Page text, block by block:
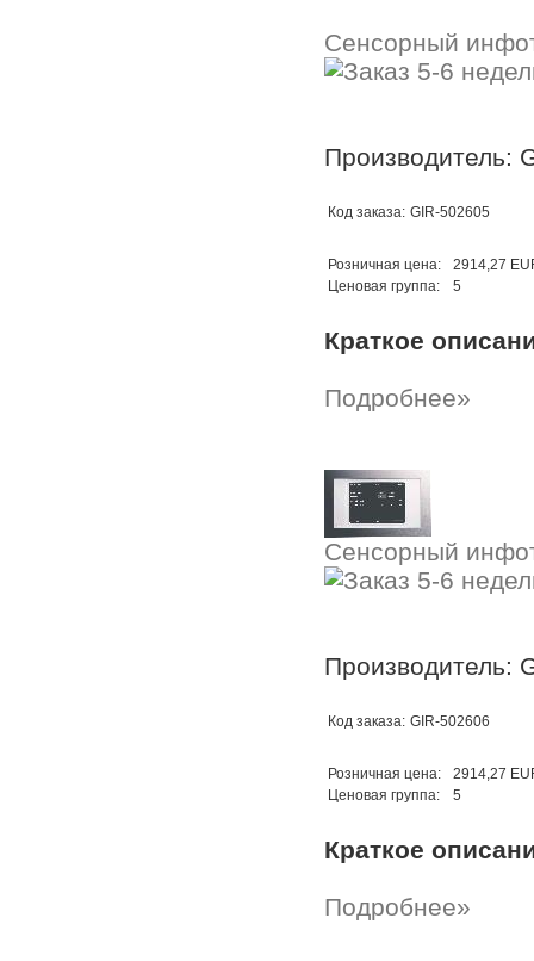
Сенсорный
Производитель:
Код заказа: GIR-502605
Розничная цена:
2914,27
Ценовая группа:
5
Краткое
Подробнее»
Сенсорный
Производитель:
Код заказа: GIR-502606
Розничная цена:
2914,27
Ценовая группа:
5
Краткое
Подробнее»